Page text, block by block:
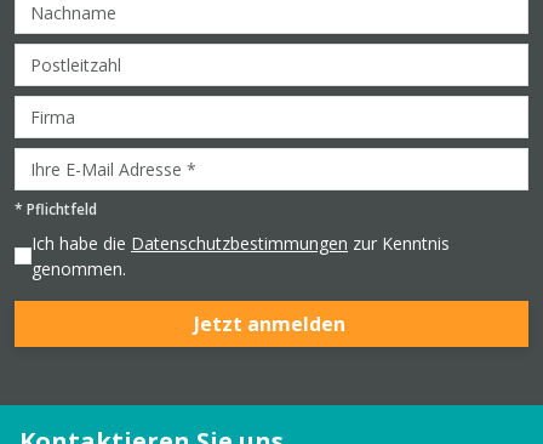
* Pflichtfeld
Ich habe die Datenschutzbestimmungen zur Kenntnis
genommen.
Jetzt anmelden